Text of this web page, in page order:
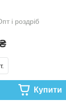
і роздріб
Купити